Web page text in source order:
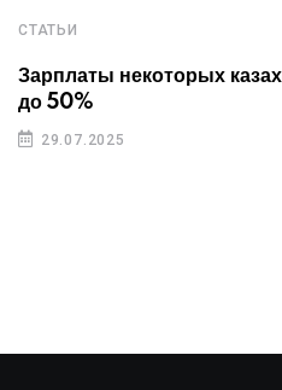
СТАТЬИ
Зарплаты некоторых
до 50%
29.07.2025